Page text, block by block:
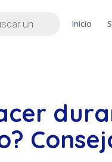
Inicio